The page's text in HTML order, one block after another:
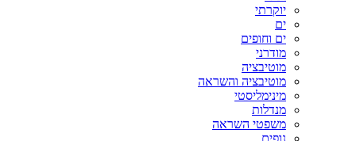
יוקרתי
ים
ים וחופים
מודרני
מוטיבציה
מוטיבציה והשראה
מינימליסטי
מנדלות
משפטי השראה
נופים